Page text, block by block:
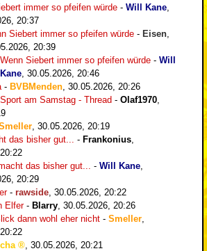
immer so pfeifen würde - Will Kane
20:37
Siebert immer so pfeifen würde - Eisen
20:39
Wenn Siebert immer so pfeifen würde - Will
Kane 30.05.2026, 20:46
- BVBMenden 30.05.2026, 20:26
am Samstag - Thread - Olaf1970
30.05.2026, 20:19
das bisher gut...
- Frankonius
das bisher gut...
- Will Kane
20:29
- rawside 30.05.2026, 20:22
Elfer- Blarry 30.05.2026, 20:26
dann wohl eher nicht - Smeller
30.05.2026, 20:21